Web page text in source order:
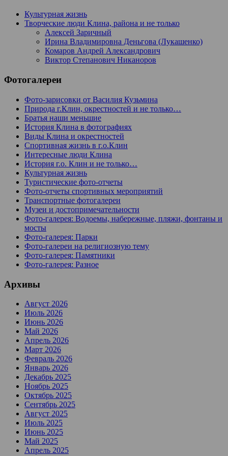
Культурная жизнь
Творческие люди Клина, района и не только
Алексей Заричный
Ирина Владимировна Деньгова (Лукашенко)
Комаров Андрей Александрович
Виктор Степанович Никаноров
Фотогалереи
Фото-зарисовки от Василия Кузьмина
Природа г.Клин, окрестностей и не только…
Братья наши меньшие
История Клина в фотографиях
Виды Клина и окрестностей
Спортивная жизнь в г.о.Клин
Интересные люди Клина
История г.о. Клин и не только…
Культурная жизнь
Туристические фото-отчеты
Фото-отчеты спортивных мероприятий
Транспортные фотогалереи
Музеи и достопримечательности
Фото-галерея: Водоемы, набережные, пляжи, фонтаны и
мосты
Фото-галерея: Парки
Фото-галереи на религиозную тему
Фото-галерея: Памятники
Фото-галерея: Разное
Архивы
Август 2026
Июль 2026
Июнь 2026
Май 2026
Апрель 2026
Март 2026
Февраль 2026
Январь 2026
Декабрь 2025
Ноябрь 2025
Октябрь 2025
Сентябрь 2025
Август 2025
Июль 2025
Июнь 2025
Май 2025
Апрель 2025